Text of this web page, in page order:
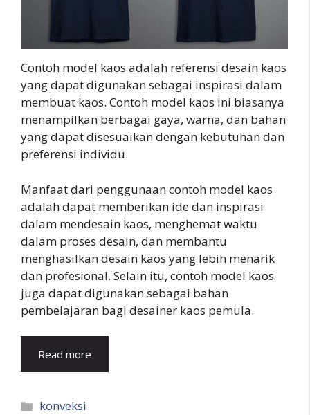
Contoh model kaos adalah referensi desain kaos
yang dapat digunakan sebagai inspirasi dalam
membuat kaos. Contoh model kaos ini biasanya
menampilkan berbagai gaya, warna, dan bahan
yang dapat disesuaikan dengan kebutuhan dan
preferensi individu.
Manfaat dari penggunaan contoh model kaos
adalah dapat memberikan ide dan inspirasi
dalam mendesain kaos, menghemat waktu
dalam proses desain, dan membantu
menghasilkan desain kaos yang lebih menarik
dan profesional. Selain itu, contoh model kaos
juga dapat digunakan sebagai bahan
pembelajaran bagi desainer kaos pemula.
Read more
Kategori
konveksi